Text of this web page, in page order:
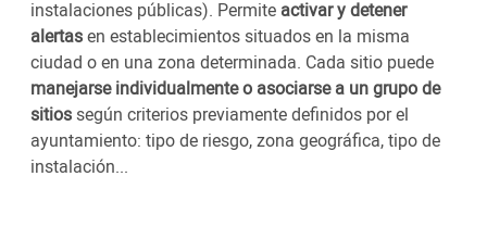
instalaciones públicas). Permite activar y detener
alertasen establecimientos situados en la misma
ciudad o en una zona determinada. Cada sitio puede
manejarse individualmente o asociarse a un grupo de
sitiossegún criterios previamente definidos por el
ayuntamiento: tipo de riesgo, zona geográfica, tipo de
instalación...